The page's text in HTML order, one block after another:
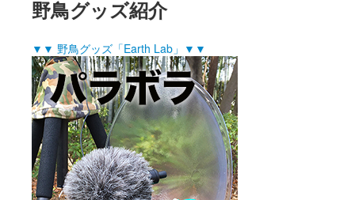
野鳥グッズ紹介
▼▼ 野鳥グッズ「Earth Lab」▼▼